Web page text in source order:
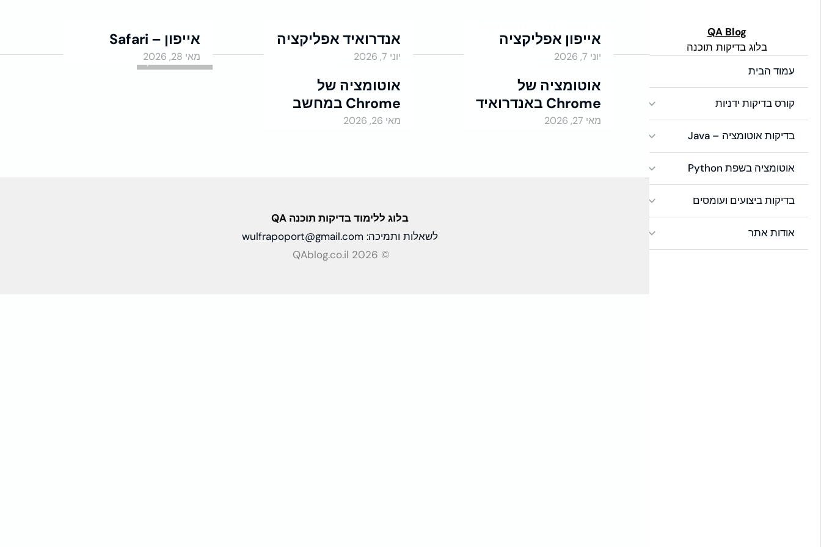
Global Side Menu
Width
Placeholder
אוטומציות ב-Python
אייפון אפליקציה
יוני 7, 2026 אוטומציות ב-Python
אנדרואיד אפליקציה
יוני 7, 2026 אוטומציות ב-Python
אייפון – Safari
מאי 28, 2026
אוטומציות ב-Python
אוטומציה של
Chrome באנדרואיד
מאי 27, 2026
אוטומציות ב-Python
אוטומציה של
Chrome במחשב
מאי 26, 2026
Global Side Menu
Width
בלוג ללימוד בדיקות תוכנה QA
לשאלות ותמיכה:wulfrapoport@gmail.com
© QAblog.co.il 2026
QA Blog
בלוג בדיקות תוכנה
עמוד הבית
קורס בדיקות ידניות
בדיקות אוטומציה – Java
אוטומציה בשפת Python
בדיקות ביצועים ועומסים
אודות אתר